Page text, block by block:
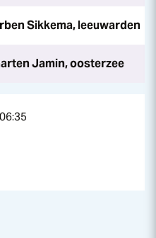
Sikkema, leeuwarden
Jamin, oosterzee